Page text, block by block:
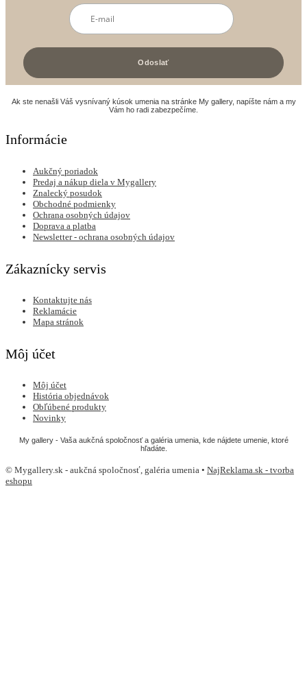
Ak ste nenašli Váš vysnívaný kúsok umenia na stránke My gallery, napíšte nám a my
Vám ho radi zabezpečíme.
Informácie
Aukčný poriadok
Predaj a nákup diela v Mygallery
Znalecký posudok
Obchodné podmienky
Ochrana osobných údajov
Doprava a platba
Newsletter - ochrana osobných údajov
Zákaznícky servis
Kontaktujte nás
Reklamácie
Mapa stránok
Môj účet
Môj účet
História objednávok
Obľúbené produkty
Novinky
My gallery - Vaša aukčná spoločnosť a galéria umenia, kde nájdete umenie, ktoré
hľadáte.
© Mygallery.sk - aukčná spoločnosť, galéria umenia • NajReklama.sk - tvorba
eshopu